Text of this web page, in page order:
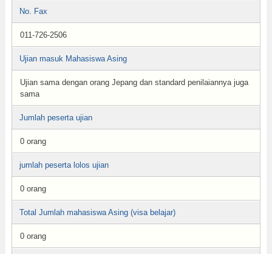
No. Fax
011-726-2506
Ujian masuk Mahasiswa Asing
Ujian sama dengan orang Jepang dan standard penilaiannya juga
sama
Jumlah peserta ujian
0 orang
jumlah peserta lolos ujian
0 orang
Total Jumlah mahasiswa Asing (visa belajar)
0 orang